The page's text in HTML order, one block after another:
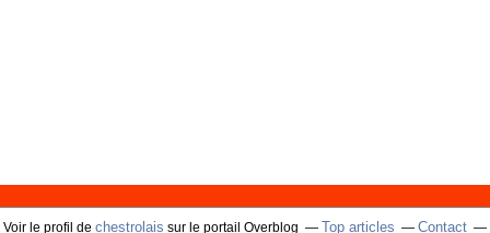
Voir le profil de chestrolais sur le portail Overblog Top articles Contact